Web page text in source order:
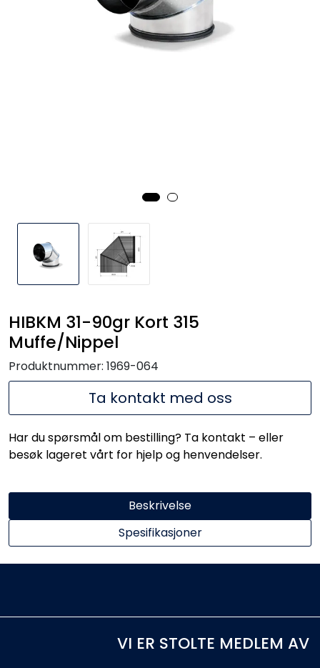
HIBKM 31-90gr Kort 315
Muffe/Nippel
Produktnummer: 1969-064
Ta kontakt med oss
Har du spørsmål om bestilling? Ta kontakt – eller
besøk lageret vårt for hjelp og henvendelser.
Beskrivelse
Spesifikasjoner
VI ER STOLTE MEDLEM AV